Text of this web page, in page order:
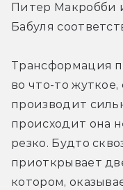
Питер Макробби
Бабуля
Трансформация
во что-то
производит
происходит она
резко. Будто
приоткрывает
котором,